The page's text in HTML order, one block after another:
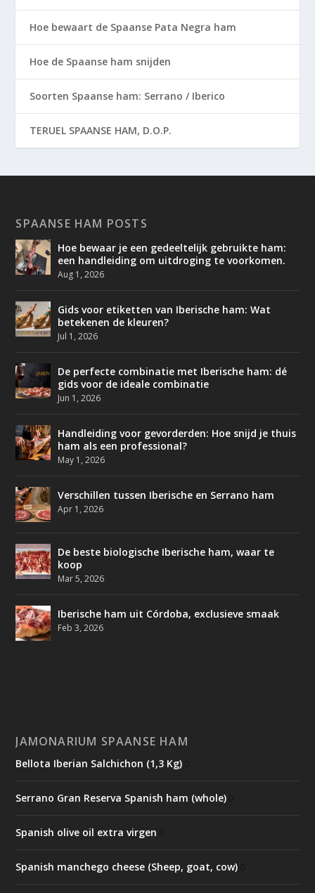
Hoe bewaart de Spaanse Pata Negra ham
Hoe de Spaanse ham snijden
Soorten Spaanse ham: Serrano / Iberico
TERUEL SPAANSE HAM, D.O.P.
SPAANSE HAM POSTS
Hoe bewaar je een gedeeltelijk gebruikte ham:
een handleiding om uitdroging te voorkomen.
Aug 1, 2026
Gids voor etiketten van Iberische ham: Wat
betekenen de kleuren?
Jul 1, 2026
De perfecte combinatie met Iberische ham: dé
gids voor de ideale combinatie
Jun 1, 2026
Handleiding voor gevorderden: Hoe snijd je thuis
ham als een professional?
May 1, 2026
Verschillen tussen Iberische en Serrano ham
Apr 1, 2026
De beste biologische Iberische ham, waar te
koop
Mar 5, 2026
Iberische ham uit Córdoba, exclusieve smaak
Feb 3, 2026
JAMONARIUM SPAANSE HAM
Bellota Iberian Salchichon (1,3 Kg)
Serrano Gran Reserva Spanish ham (whole)
Spanish olive oil extra virgen
Spanish manchego cheese (Sheep, goat, cow)